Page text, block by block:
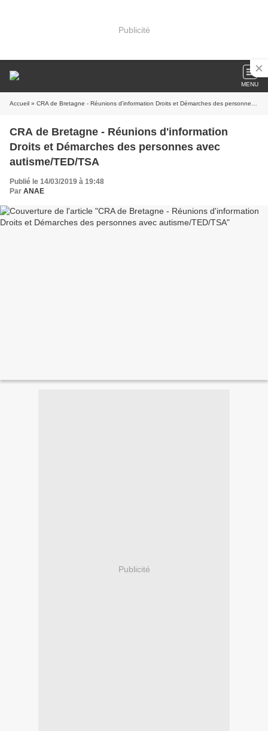
Publicité
MENU
Accueil » CRA de Bretagne - Réunions d'information Droits et Démarches des personnes avec autisme/TED/TSA
CRA de Bretagne - Réunions d'information
Droits et Démarches des personnes avec
autisme/TED/TSA
Publié le 14/03/2019 à 19:48
Par ANAE
Publicité